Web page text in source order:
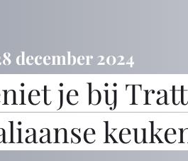
december 2024
je bij